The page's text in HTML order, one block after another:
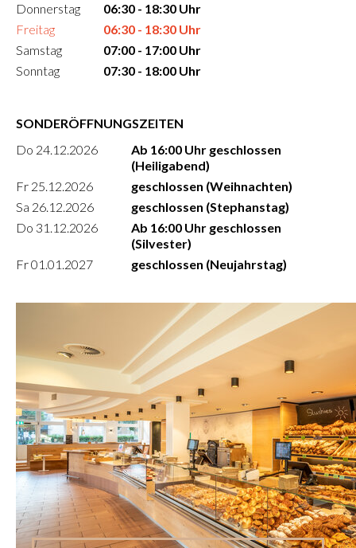
Donnerstag
06:30 - 18:30 Uhr
Freitag
06:30 - 18:30 Uhr
Samstag
07:00 - 17:00 Uhr
Sonntag
07:30 - 18:00 Uhr
SONDERÖFFNUNGSZEITEN
Do 24.12.2026
Ab 16:00 Uhr geschlossen
(Heiligabend)
Fr 25.12.2026
geschlossen (Weihnachten)
Sa 26.12.2026
geschlossen (Stephanstag)
Do 31.12.2026
Ab 16:00 Uhr geschlossen
(Silvester)
Fr 01.01.2027
geschlossen (Neujahrstag)